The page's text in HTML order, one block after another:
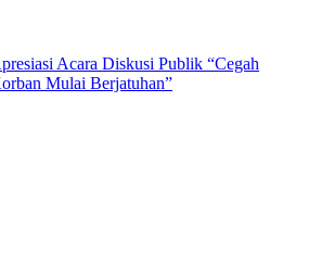
Acara Diskusi Publik “Cegah
Mulai Berjatuhan”